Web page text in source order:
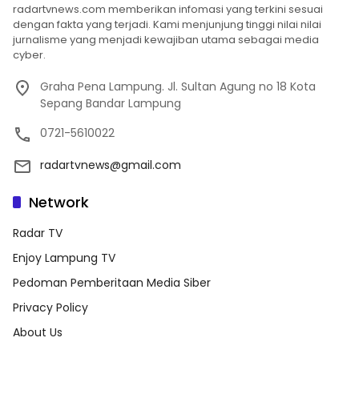
radartvnews.com memberikan infomasi yang terkini sesuai
dengan fakta yang terjadi. Kami menjunjung tinggi nilai nilai
jurnalisme yang menjadi kewajiban utama sebagai media
cyber.
Graha Pena Lampung. Jl. Sultan Agung no 18 Kota
Sepang Bandar Lampung
0721-5610022
radartvnews@gmail.com
Network
Radar TV
Enjoy Lampung TV
Pedoman Pemberitaan Media Siber
Privacy Policy
About Us